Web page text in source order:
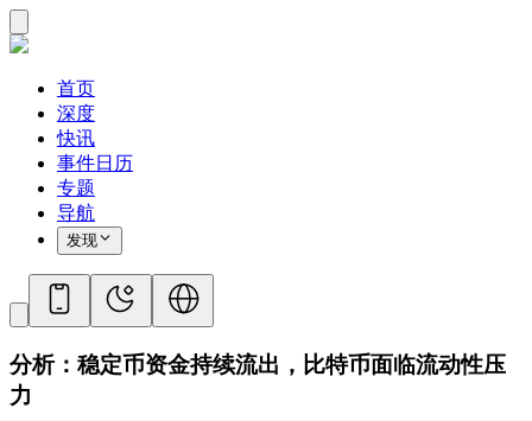
首页
深度
快讯
事件日历
专题
导航
发现
分析：稳定币资金持续流出，比特币面临流动性压
力